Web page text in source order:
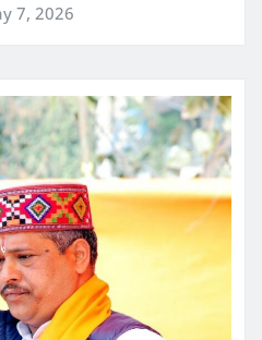
7, 2026